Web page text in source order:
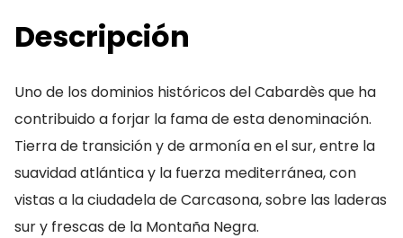
Descripción
Uno de los dominios históricos del Cabardès que ha
contribuido a forjar la fama de esta denominación.
Tierra de transición y de armonía en el sur, entre la
suavidad atlántica y la fuerza mediterránea, con
vistas a la ciudadela de Carcasona, sobre las laderas
sur y frescas de la Montaña Negra.